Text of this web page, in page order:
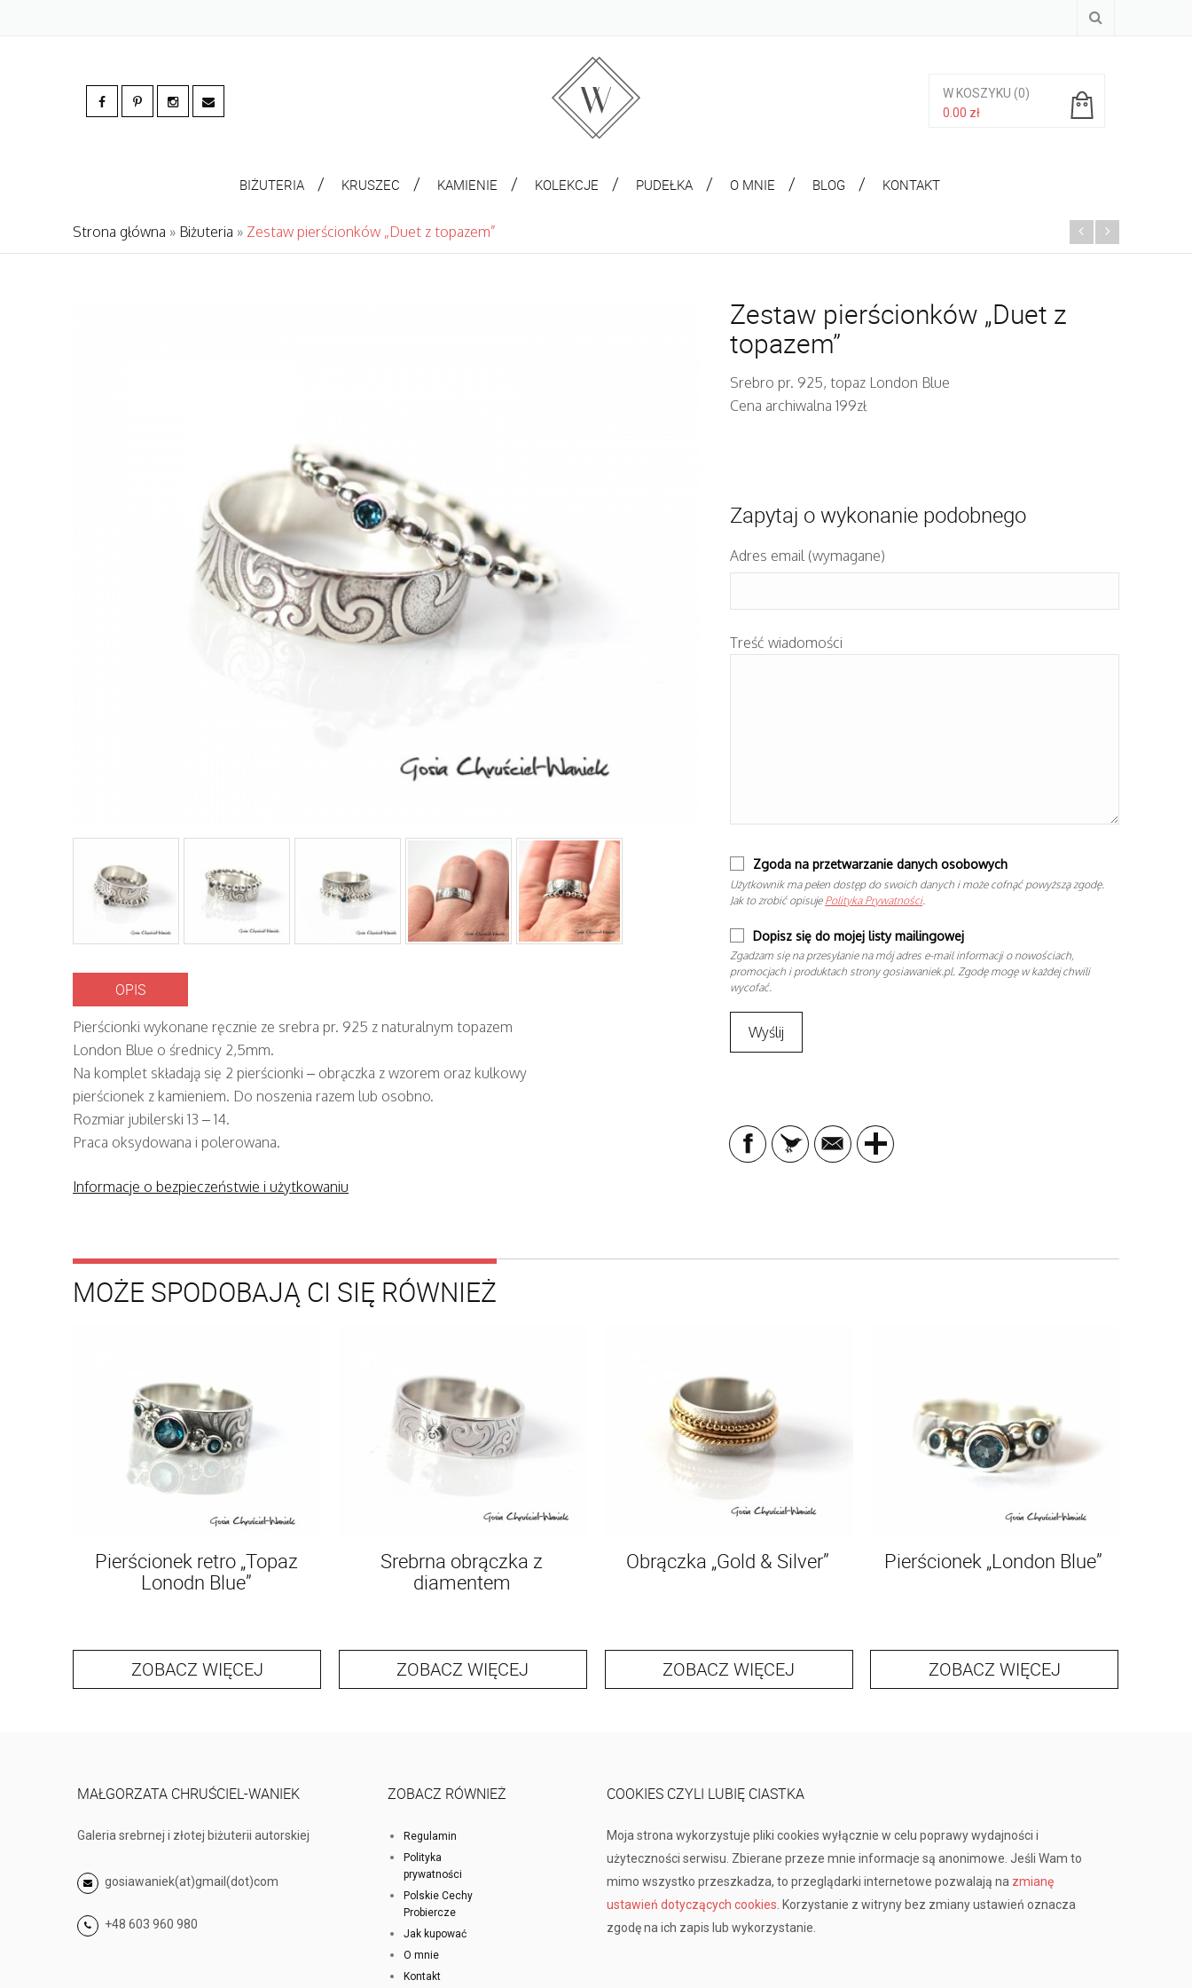
W KOSZYKU (0)
0.00 zł
BIŻUTERIA KRUSZEC KAMIENIE KOLEKCJE PUDEŁKA O MNIE BLOG KONTAKT
Strona główna » Biżuteria » Zestaw pierścionków „Duet z topazem”
OPIS
Pierścionki wykonane ręcznie ze srebra pr. 925 z naturalnym topazem
London Blue o średnicy 2,5mm.
Na komplet składają się 2 pierścionki – obrączka z wzorem oraz kulkowy
pierścionek z kamieniem. Do noszenia razem lub osobno.
Rozmiar jubilerski 13 – 14.
Praca oksydowana i polerowana.
Informacje o bezpieczeństwie i użytkowaniu
Zestaw pierścionków „Duet z
topazem”
Srebro pr. 925, topaz London Blue
Cena archiwalna 199zł
Zapytaj o wykonanie podobnego
Adres email (wymagane)
Treść wiadomości
Zgoda na przetwarzanie danych osobowych
Użytkownik ma pełen dostęp do swoich danych i może cofnąć powyższą zgodę.
Jak to zrobić opisuje Polityka Prywatności.
Dopisz się do mojej listy mailingowej
Zgadzam się na przesyłanie na mój adres e-mail informacji o nowościach,
promocjach i produktach strony gosiawaniek.pl. Zgodę mogę w każdej chwili
wycofać.
MOŻE SPODOBAJĄ CI SIĘ RÓWNIEŻ
Pierścionek retro „Topaz
Lonodn Blue”
ZOBACZ WIĘCEJ
Srebrna obrączka z
diamentem
ZOBACZ WIĘCEJ
Obrączka „Gold & Silver”
ZOBACZ WIĘCEJ
Pierścionek „London Blue”
ZOBACZ WIĘCEJ
MAŁGORZATA CHRUŚCIEL-WANIEK
Galeria srebrnej i złotej biżuterii autorskiej
gosiawaniek(at)gmail(dot)com
+48 603 960 980
ZOBACZ RÓWNIEŻ
Regulamin
Polityka
prywatności
Polskie Cechy
Probiercze
Jak kupować
O mnie
Kontakt
COOKIES CZYLI LUBIĘ CIASTKA
Moja strona wykorzystuje pliki cookies wyłącznie w celu poprawy wydajności i
użyteczności serwisu. Zbierane przeze mnie informacje są anonimowe. Jeśli Wam to
mimo wszystko przeszkadza, to przeglądarki internetowe pozwalają na zmianę
ustawień dotyczących cookies . Korzystanie z witryny bez zmiany ustawień oznacza
zgodę na ich zapis lub wykorzystanie.